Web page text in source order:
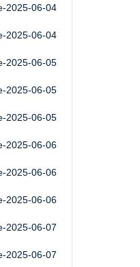
2025-06-04
2025-06-04
2025-06-05
2025-06-05
2025-06-05
2025-06-06
2025-06-06
2025-06-06
2025-06-07
2025-06-07